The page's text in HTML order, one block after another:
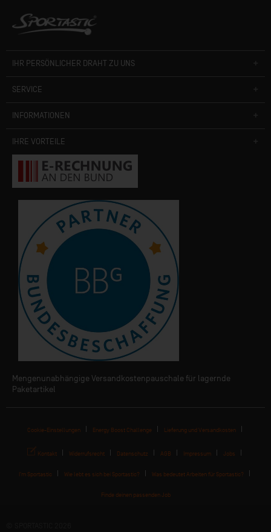
IHR PERSÖNLICHER DRAHT ZU UNS
SERVICE
INFORMATIONEN
IHRE VORTEILE
Mengenunabhängige Versandkostenpauschale für lagernde
Paketartikel
Cookie-Einstellungen Energy Boost Challenge Lieferung und Versandkosten
Kontakt Widerrufsrecht Datenschutz AGB Impressum Jobs
I'm Sportastic Wie lebt es sich bei Sportastic? Was bedeutet Arbeiten für Sportastic?
Finde deinen passenden Job